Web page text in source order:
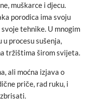
muškarce i djecu.
porodica ima svoju
tehnike. U mnogim
procesu sušenja,
tržištima širom svijeta.
ali moćna izjava o
priče, rad ruku, i